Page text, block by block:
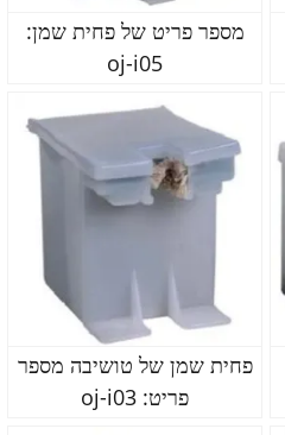
מספר פריט של פחית שמן:
oj-i05
פחית שמן של טושיבה מספר
פריט: oj-i03